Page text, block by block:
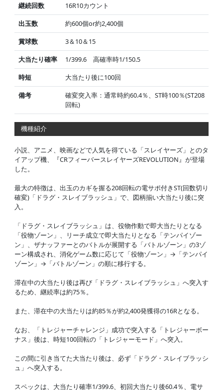
継続回数
16R10カウント
出玉数
約600個or約2,400個
賞球数
3＆10＆15
大当たり確率
1/399.6 高確率時1/150.5
時短
大当たり後に100回
備考
確変突入率：通常時約60.4％、ST時100％(ST208
回転)
機種紹介
小説、アニメ、映画などで人気を得ている「スレイヤーズ」とのタ
イアップ機、『CRフィーバースレイヤーズREVOLUTION』が登場
した。
最大の特徴は、出玉のカギを握る208回転の電サポ付きST(回数切り
確変)「ドラグ・スレイブラッシュ」で、図柄揃い大当たり後に突
入。
「ドラグ・スレイブラッシュ」は、役物作動で即大当たりとなる
「役物ゾーン」、リーチ成立で即大当たりとなる「テンパイゾー
ン」、ザナッファーとのバトルが展開する「バトルゾーン」の3ゾ
ーン構成され、消化ゲーム数に応じて「役物ゾーン」→「テンパイ
ゾーン」→「バトルゾーン」の順に移行する。
滞在中の大当たり後は再び「ドラグ・スレイブラッシュ」へ突入す
るため、継続率は約75％。
また、滞在中の大当たりは約85％が約2,400発獲得の16Rとなる。
なお、「トレジャーチャレンジ」成功で突入する「トレジャーボー
ナス」後は、時短100回転の「トレジャーモード」へ突入。
この間に引き当てた大当たり後は、必ず「ドラグ・スレイブラッシ
ュ」へ突入する。
スペックは、大当たり確率1/399.6、初回大当たり後60.4％、電サ